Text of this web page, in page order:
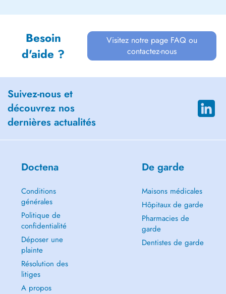
Besoin
d'aide ?
Visitez notre page FAQ ou
contactez-nous
Suivez-nous et
découvrez nos
dernières actualités
Doctena
Conditions
générales
Politique de
confidentialité
Déposer une
plainte
Résolution des
litiges
A propos
De garde
Maisons médicales
Hôpitaux de garde
Pharmacies de
garde
Dentistes de garde